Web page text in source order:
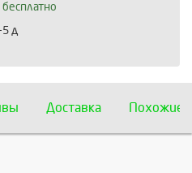
бесплатно
5 д
Доставка Похожие